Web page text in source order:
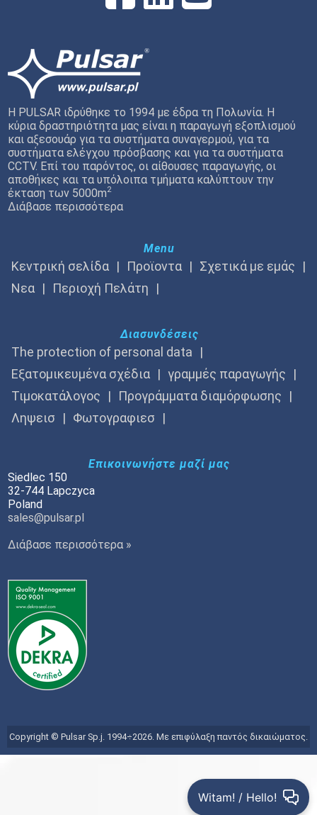
Η PULSAR ιδρύθηκε το 1994 με έδρα τη Πολωνία. Η
κύρια δραστηριότητα μας είναι η παραγωγή εξοπλισμού
και αξεσουάρ για τα συστήματα συναγερμού, για τα
συστήματα ελέγχου πρόσβασης και για τα συστήματα
CCTV. Επί του παρόντος, οι αίθουσες παραγωγής, οι
αποθήκες και τα υπόλοιπα τμήματα καλύπτουν την
έκταση των 5000m2
Διάβασε περισσότερα
Menu
Κεντρική σελίδα Προϊοντα
Σχετικά με εμάς
Νεα
Περιοχή Πελάτη
Διασυνδέσεις
The protection of personal data
Εξατομικευμένα σχέδια
γραμμές παραγωγής
Τιμοκατάλογος
Προγράμματα διαμόρφωσης
Ληψεισ
Φωτογραφιεσ
Επικοινωνήστε μαζί μας
Siedlec 150
32-744 Lapczyca
Poland
sales@pulsar.pl
Διάβασε περισσότερα »
Copyright © Pulsar Sp.j. 1994÷2026. Με επιφύλαξη παντός δικαιώματος.
Witam! / Hello!